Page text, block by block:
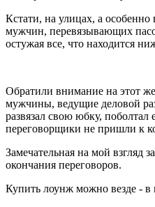
Кстати, на улицах, а
мужчин, перевязывающих
остужая все, что находится
Обратили внимание на этот
мужчины, ведущие деловой
развязал свою юбку,
переговорщики не пришли к
Замечательная на мой взгляд
окончания переговоров.
Купить лоунж можно везде - в